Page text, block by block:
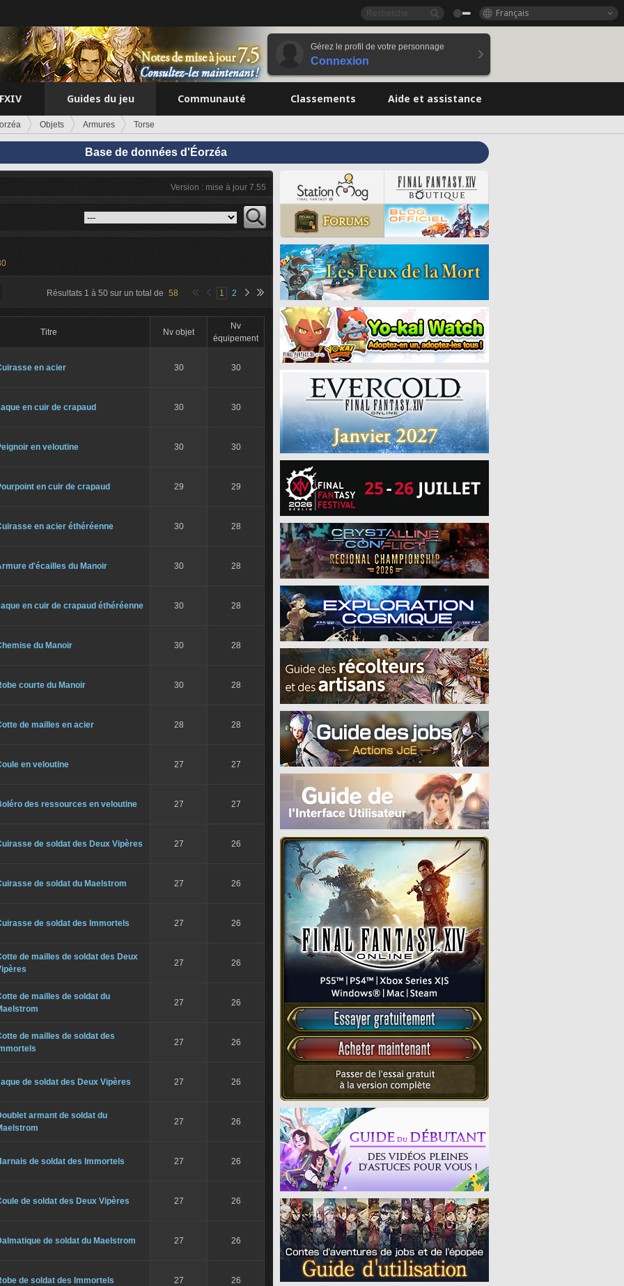
Français
Gérez le profil de votre personnage
Connexion
Guides du jeu Communauté Classements Aide et assistance
Objets Armures Torse
Base de données d'Éorzéa
Version : mise à jour 7.55
Résultats 1 à 50 sur un total de 58 1 2
Titre Nv objet
Nv
équipement
en acier 30 30
en cuir de crapaud 30 30
en veloutine 30 30
en cuir de crapaud 29 29
en acier éthéréenne 30 28
d'écailles du Manoir 30 28
en cuir de crapaud éthéréenne 30 28
du Manoir 30 28
courte du Manoir 30 28
de mailles en acier 28 28
en veloutine 27 27
des ressources en veloutine 27 27
de soldat des Deux Vipères 27 26
de soldat du Maelstrom 27 26
de soldat des Immortels 27 26
de mailles de soldat des Deux
27 26
de mailles de soldat du
27 26
de mailles de soldat des
27 26
de soldat des Deux Vipères 27 26
armant de soldat du
27 26
de soldat des Immortels 27 26
de soldat des Deux Vipères 27 26
de soldat du Maelstrom 27 26
de soldat des Immortels 27 26